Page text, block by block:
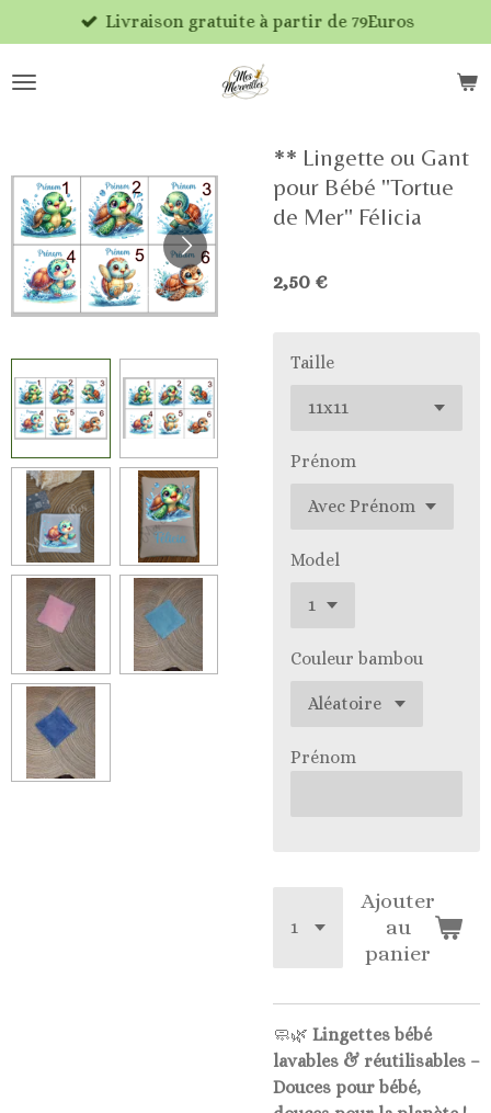
au
contenu
Livraison gratuite à partir de 79Euros
** Lingette ou Gant
pour Bébé "Tortue
de Mer" Félicia
2,50 €
Taille
Prénom
Model
Couleur bambou
Prénom
Ajouter
au
panier
🧼🌿 Lingettes bébé
lavables & réutilisables –
Douces pour bébé,